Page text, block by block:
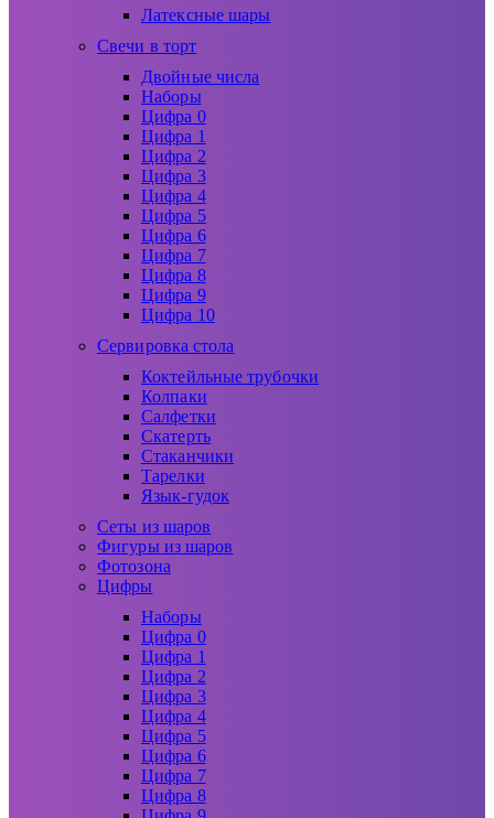
Латексные шары
Свечи в торт
Двойные числа
Наборы
Цифра 0
Цифра 1
Цифра 2
Цифра 3
Цифра 4
Цифра 5
Цифра 6
Цифра 7
Цифра 8
Цифра 9
Цифра 10
Сервировка стола
Коктейльные трубочки
Колпаки
Салфетки
Скатерть
Стаканчики
Тарелки
Язык-гудок
Сеты из шаров
Фигуры из шаров
Фотозона
Цифры
Наборы
Цифра 0
Цифра 1
Цифра 2
Цифра 3
Цифра 4
Цифра 5
Цифра 6
Цифра 7
Цифра 8